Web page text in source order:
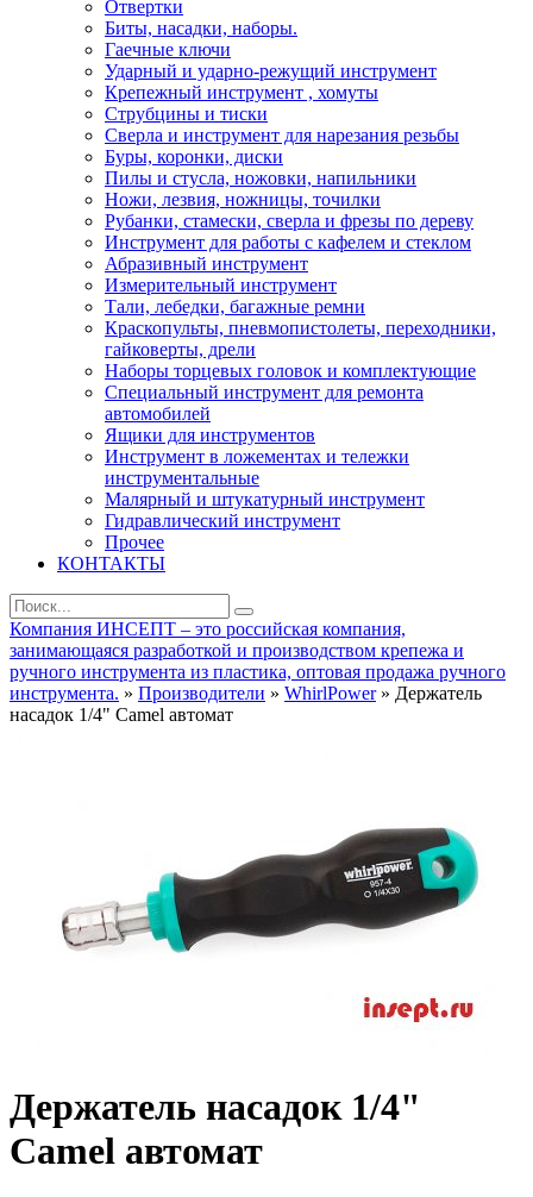
Отвертки
Биты, насадки, наборы.
Гаечные ключи
Ударный и ударно-режущий инструмент
Крепежный инструмент , хомуты
Струбцины и тиски
Сверла и инструмент для нарезания резьбы
Буры, коронки, диски
Пилы и стусла, ножовки, напильники
Ножи, лезвия, ножницы, точилки
Рубанки, стамески, сверла и фрезы по дереву
Инструмент для работы с кафелем и стеклом
Абразивный инструмент
Измерительный инструмент
Тали, лебедки, багажные ремни
Краскопульты, пневмопистолеты, переходники,
гайковерты, дрели
Наборы торцевых головок и комплектующие
Специальный инструмент для ремонта
автомобилей
Ящики для инструментов
Инструмент в ложементах и тележки
инструментальные
Малярный и штукатурный инструмент
Гидравлический инструмент
Прочее
КОНТАКТЫ
Компания ИНСЕПТ – это российская компания,
занимающаяся разработкой и производством крепежа и
ручного инструмента из пластика, оптовая продажа ручного
инструмента. » Производители » WhirlPower» Держатель
насадок 1/4" Camel автомат
Держатель насадок 1/4"
Camel автомат